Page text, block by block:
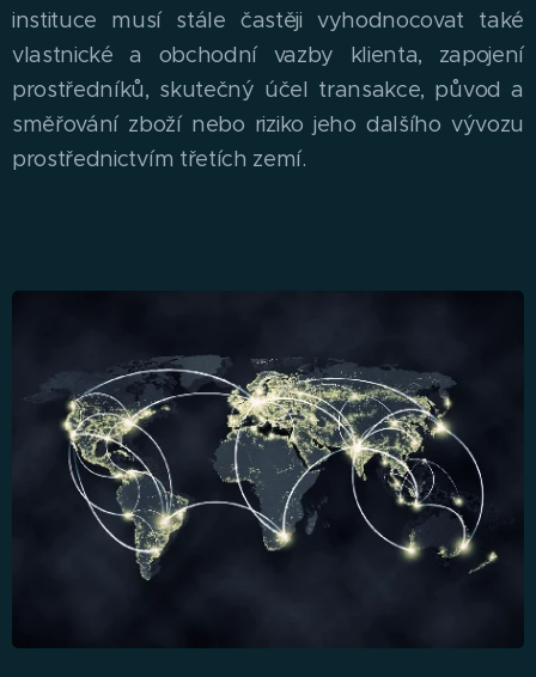
instituce musí stále častěji vyhodnocovat také
vlastnické a obchodní vazby klienta, zapojení
prostředníků, skutečný účel transakce, původ a
směřování zboží nebo riziko jeho dalšího vývozu
prostřednictvím třetích zemí.